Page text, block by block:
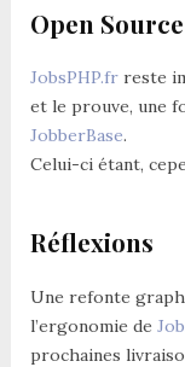
Open Source
JobsPHP.frreste
et le prouve, une
JobberBase.
Celui-ci étant,
Réflexions
Une refonte
l’ergonomie de
prochaines